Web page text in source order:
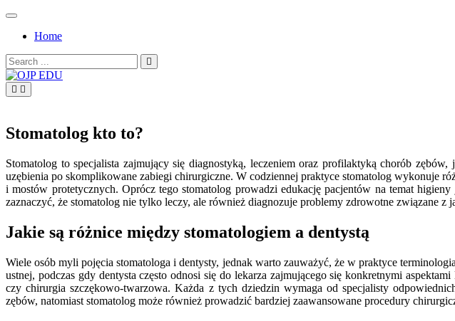
Skip
contentHome
Search
for:
Stomatolog kto to?
Stomatolog to specjalista zajmujący się diagnostyką, leczeniem oraz profilaktyką chorób
uzębienia po skomplikowane zabiegi chirurgiczne. W codziennej praktyce stomatolog wykonuje
i mostów protetycznych. Oprócz tego stomatolog prowadzi edukację pacjentów na temat
zaznaczyć, że stomatolog nie tylko leczy, ale również diagnozuje problemy zdrowotne związane z
Jakie są różnice między stomatologiem a dentystą
Wiele osób myli pojęcia stomatologa i dentysty, jednak warto zauważyć, że w praktyce
ustnej, podczas gdy dentysta często odnosi się do lekarza zajmującego się konkretnymi
czy chirurgia szczękowo-twarzowa. Każda z tych dziedzin wymaga od specjalisty
zębów, natomiast stomatolog może również prowadzić bardziej zaawansowane procedury